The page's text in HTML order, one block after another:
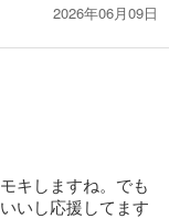
2026年06月09日
キしますね。でも
いし応援してます